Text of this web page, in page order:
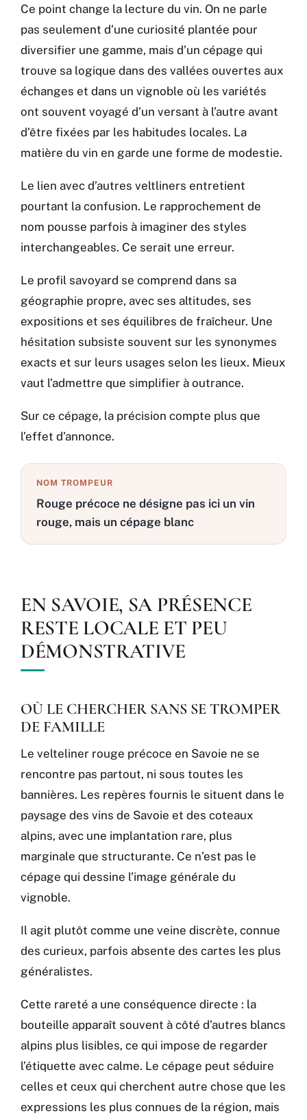
Ce point change la lecture du vin. On ne parle
pas seulement d’une curiosité plantée pour
diversifier une gamme, mais d’un cépage qui
trouve sa logique dans des vallées ouvertes aux
échanges et dans un vignoble où les variétés
ont souvent voyagé d’un versant à l’autre avant
d’être fixées par les habitudes locales. La
matière du vin en garde une forme de modestie.
Le lien avec d’autres veltliners entretient
pourtant la confusion. Le rapprochement de
nom pousse parfois à imaginer des styles
interchangeables. Ce serait une erreur.
Le profil savoyard se comprend dans sa
géographie propre, avec ses altitudes, ses
expositions et ses équilibres de fraîcheur. Une
hésitation subsiste souvent sur les synonymes
exacts et sur leurs usages selon les lieux. Mieux
vaut l’admettre que simplifier à outrance.
Sur ce cépage, la précision compte plus que
l’effet d’annonce.
NOM TROMPEUR
Rouge précoce ne désigne pas ici un vin
rouge, mais un cépage blanc
EN SAVOIE, SA PRÉSENCE
RESTE LOCALE ET PEU
DÉMONSTRATIVE
OÙ LE CHERCHER SANS SE TROMPER
DE FAMILLE
Le velteliner rouge précoce en Savoie ne se
rencontre pas partout, ni sous toutes les
bannières. Les repères fournis le situent dans le
paysage des vins de Savoie et des coteaux
alpins, avec une implantation rare, plus
marginale que structurante. Ce n’est pas le
cépage qui dessine l’image générale du
vignoble.
Il agit plutôt comme une veine discrète, connue
des curieux, parfois absente des cartes les plus
généralistes.
Cette rareté a une conséquence directe : la
bouteille apparaît souvent à côté d’autres blancs
alpins plus lisibles, ce qui impose de regarder
l’étiquette avec calme. Le cépage peut séduire
celles et ceux qui cherchent autre chose que les
expressions les plus connues de la région, mais